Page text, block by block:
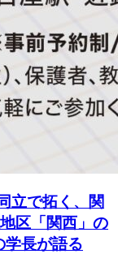
立で拓く、関
区「関西」の
学長が語る